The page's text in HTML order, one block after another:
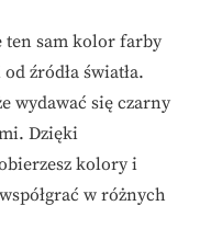
ten sam kolor farby
źródła światła.
wydawać się czarny
Dzięki
kolory i
w różnych